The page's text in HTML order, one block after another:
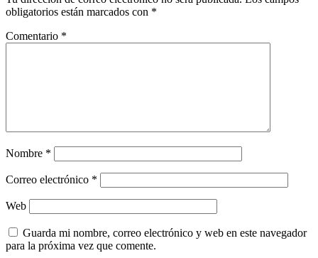
obligatorios están marcados con *
Comentario *
Nombre *
Correo electrónico *
Web
Guarda mi nombre, correo electrónico y web en este navegador
para la próxima vez que comente.